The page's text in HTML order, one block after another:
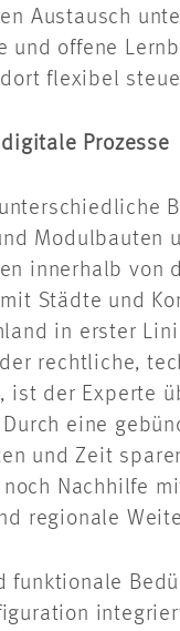
Austausch
und offene
flexibel
Prozesse
Modulbauten
innerhalb von
Städte und
in erster
rechtliche,
ist der Experte
eine
und Zeit
Nachhilfe
regionale
funktionale